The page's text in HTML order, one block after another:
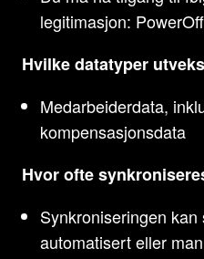
legitimasjon:
Hvilke datatyper
Medarbeiderdata,
kompensasjonsdata
Hvor ofte
Synkroniseringen
automatisert eller